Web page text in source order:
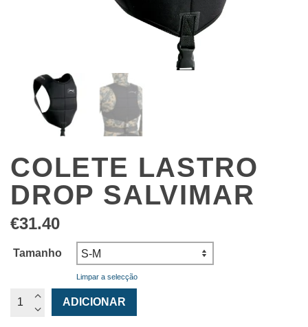
COLETE LASTRO
DROP SALVIMAR
€31.40
Tamanho
Limpar a selecção
Quantidade
ADICIONAR